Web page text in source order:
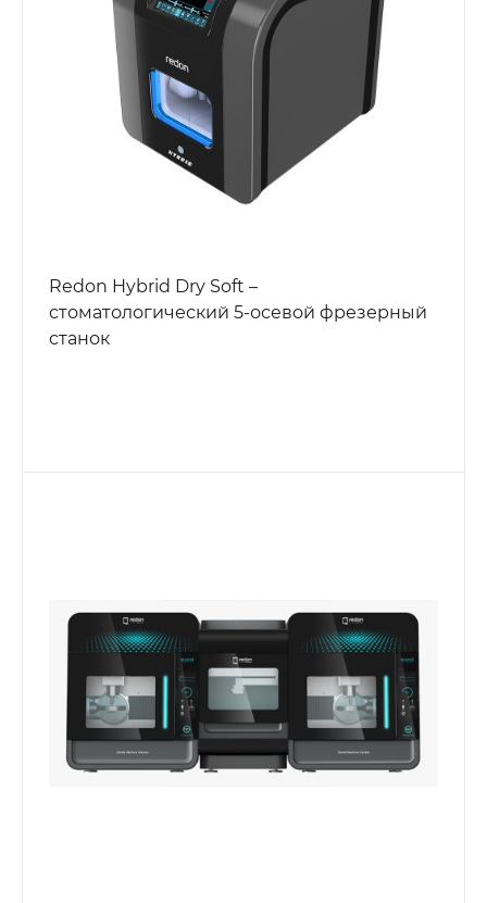
Redon Hybrid Dry Soft –
стоматологический 5-осевой фрезерный
станок